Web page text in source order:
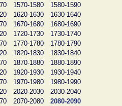
1570-1580
1580-1590
1620-1630
1630-1640
1670-1680
1680-1690
1720-1730
1730-1740
1770-1780
1780-1790
1820-1830
1830-1840
1870-1880
1880-1890
1920-1930
1930-1940
1970-1980
1980-1990
2020-2030
2030-2040
2070-2080
2080-2090